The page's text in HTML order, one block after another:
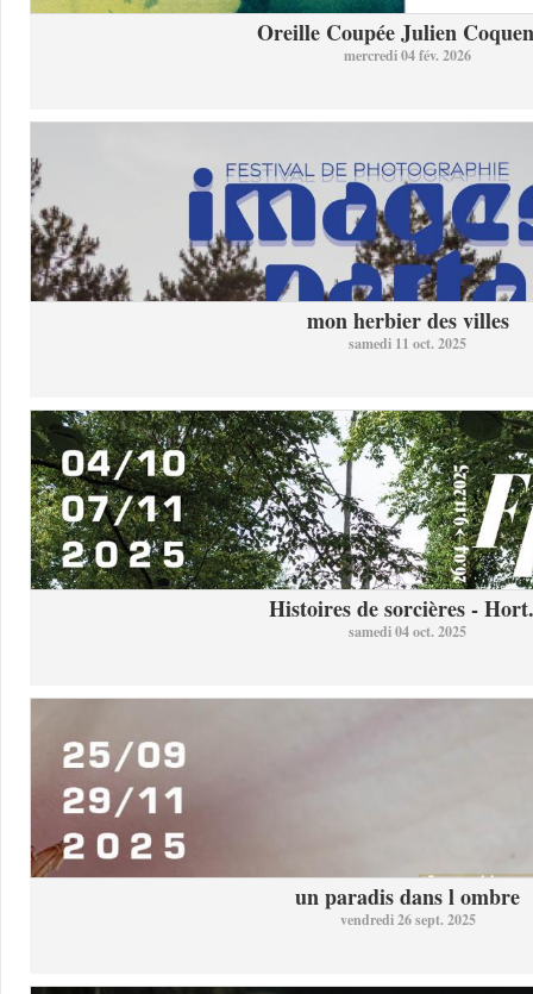
Oreille Coupée Julien
mercredi 04 fév. 2026
mon herbier des villes
samedi 11 oct. 2025
Histoires de sorcières -
samedi 04 oct. 2025
un paradis dans l ombre
vendredi 26 sept. 2025